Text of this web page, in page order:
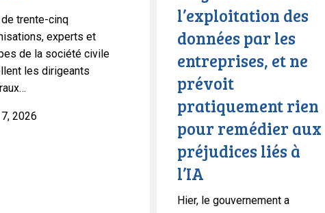
trente-cinq
experts et
de la société civile
les dirigeants
2026
larges
concernant
données
entreprises,
l’exploitation des
données par les
entreprises, et ne
prévoit
pratiquement rien
pour remédier aux
préjudices liés à
l’IA
Hier, le gouvernement a